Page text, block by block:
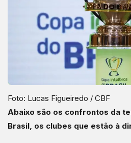
Foto: Lucas Figueiredo / CBF
Abaixo são os confrontos da
Brasil, os clubes que estão à